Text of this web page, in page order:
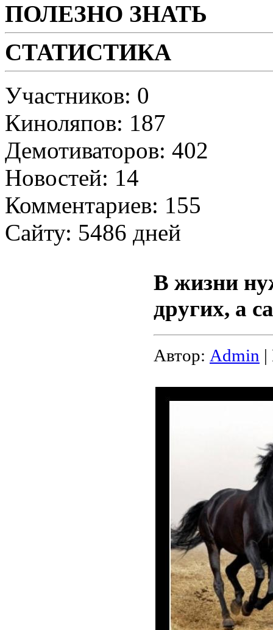
ПОЛЕЗНО ЗНАТЬ
СТАТИСТИКА
Участников: 0
Киноляпов: 187
Демотиваторов: 402
Новостей: 14
Комментариев: 155
Сайту: 5486 дней
В жизни
других, а
Автор: Admin |